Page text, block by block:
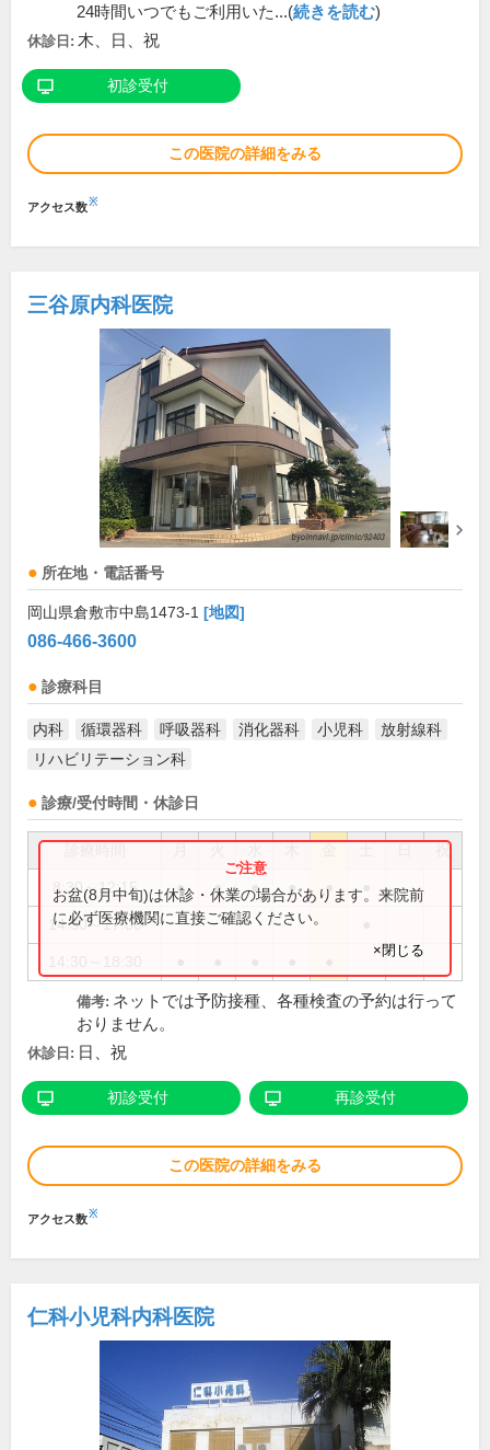
24時間いつでもご利用いた...(続きを読む)
休診日: 木、日、祝
初診受付
この医院の詳細をみる
アクセス数※
三谷原内科医院
所在地・電話番号
岡山県倉敷市中島1473-1 [地図]
086-466-3600
診療科目
内科 循環器科 呼吸器科 消化器科 小児科
放射線科
リハビリテーション科
診療/受付時間・休診日
祝
8:30～12:15 ● ● ● ● ●
14:30～17:00
お盆(8月中旬)は休診・休業の場合があります。来院前
に必ず医療機関に直接ご確認ください。
×閉じる
備考: ネットでは予防接種、各種検査の予約は行って
おりません。
休診日: 日、祝
初診受付 再診受付
この医院の詳細をみる
アクセス数※
仁科小児科内科医院